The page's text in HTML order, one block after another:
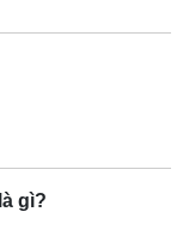
gì?